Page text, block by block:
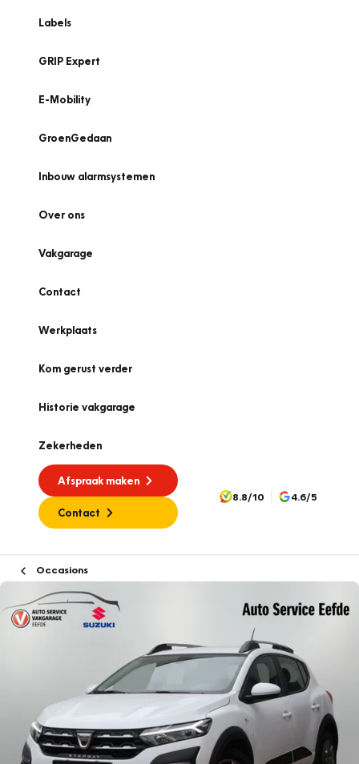
Labels
GRIP Expert
E-Mobility
GroenGedaan
Inbouw alarmsystemen
Over ons
Vakgarage
Contact
Werkplaats
Kom gerust verder
Historie vakgarage
Zekerheden
Afspraak maken
Contact
8.8/10 4.6/5
Occasions